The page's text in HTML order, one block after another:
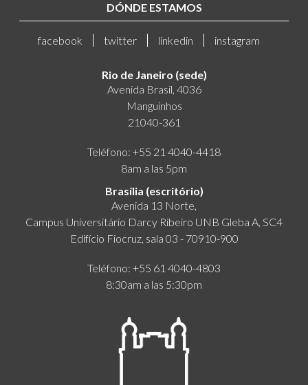
DÓNDE ESTAMOS
facebook twitter linkedin instagram
Rio de Janeiro (sede)
Avenida Brasil, 4036
Manguinhos
21040-361
Teléfono: +55 21 4040-4418
8am a las 5pm
Brasília (escritório)
Avenida 13 Norte,
Campus Universitário Darcy Ribeiro UNB Gleba A, SC4
Edifício Fiocruz, sala 03 - 70910-900
Teléfono: +55 61 4040-4803
8:30am a las 5:30pm